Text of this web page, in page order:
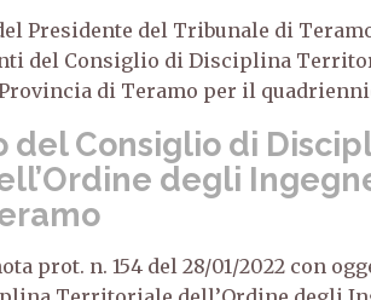
Presidente del Tribunale di
del Consiglio di Disciplina
di Teramo per il
del Consiglio di
degli
prot. n. 154 del 28/01/2022 con